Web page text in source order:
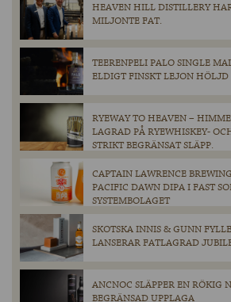
HEAVEN HILL DISTILLERY
MILJONTE FAT.
TEERENPELI PALO SINGLE
ELDIGT FINSKT LEJON HÖLJD
RYEWAY TO HEAVEN –
LAGRAD PÅ RYEWHISKEY-
STRIKT BEGRÄNSAT SLÄPP.
CAPTAIN LAWRENCE
PACIFIC DAWN DIPA I FAST
SYSTEMBOLAGET
SKOTSKA INNIS & GUNN
LANSERAR FATLAGRAD
ANCNOC SLÄPPER EN RÖKIG
BEGRÄNSAD UPPLAGA